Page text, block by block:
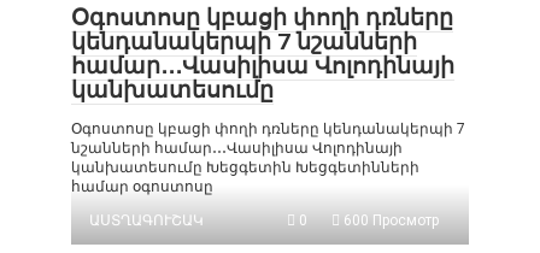
Օգոստոսը կբացի փողի դռները
կենդանակերպի 7 նշանների
համար․․․Վասիլիսա Վոլոդինայի
կանխատեսումը
Օգոստոսը կբացի փողի դռները կենդանակերպի 7
նշանների համար․․․Վասիլիսա Վոլոդինայի
կանխատեսումը Խեցգետին Խեցգետինների
համար օգոստոսը
ԱՍՏՂԱԳՈՒՇԱԿ
0 600 Просмотр